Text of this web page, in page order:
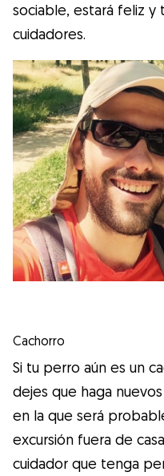
sociable, estará feliz y
cuidadores.
Cachorro
Si tu perro aún es un
dejes que haga
en la que será
excursión fuera de
cuidador que tenga